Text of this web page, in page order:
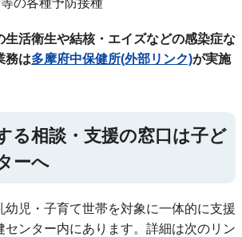
生活衛生や結核・エイズなどの感染症な
務は多摩府中保健所(外部リンク)が実施
る相談・支援の窓口は子ど
ーへ
幼児・子育て世帯を対象に一体的に支援
センター内にあります。詳細は次のリン